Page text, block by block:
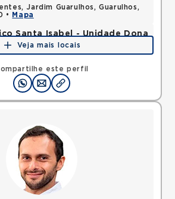
este perfil
Jardim Guarulhos, Guarulhos,
•
Mapa
Santa Isabel - Unidade Dona
Vila Buarque, Sao Paulo, SP,
Veja mais locais